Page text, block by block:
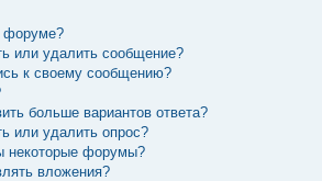
форуме?
или удалить сообщение?
к своему сообщению?
больше вариантов ответа?
или удалить опрос?
некоторые форумы?
вложения?